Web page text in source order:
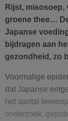
Rijst, misosoep,
groene thee…
Japanse
bijdragen aan
gezondheid, zo
Voormalige
dat Japanse
het aantal
onderzoek,